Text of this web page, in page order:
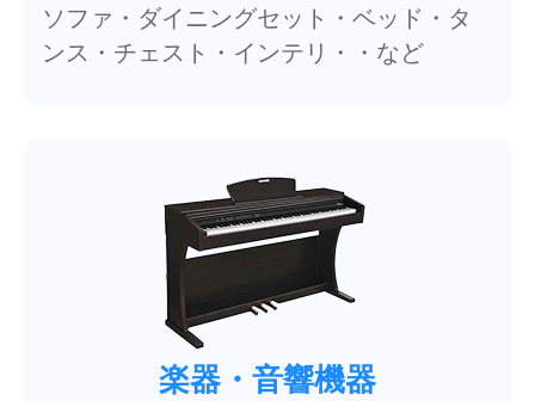
ソファ・ダイニングセット・ベッド・タ
ンス・チェスト・インテリ・・など
楽器・音響機器